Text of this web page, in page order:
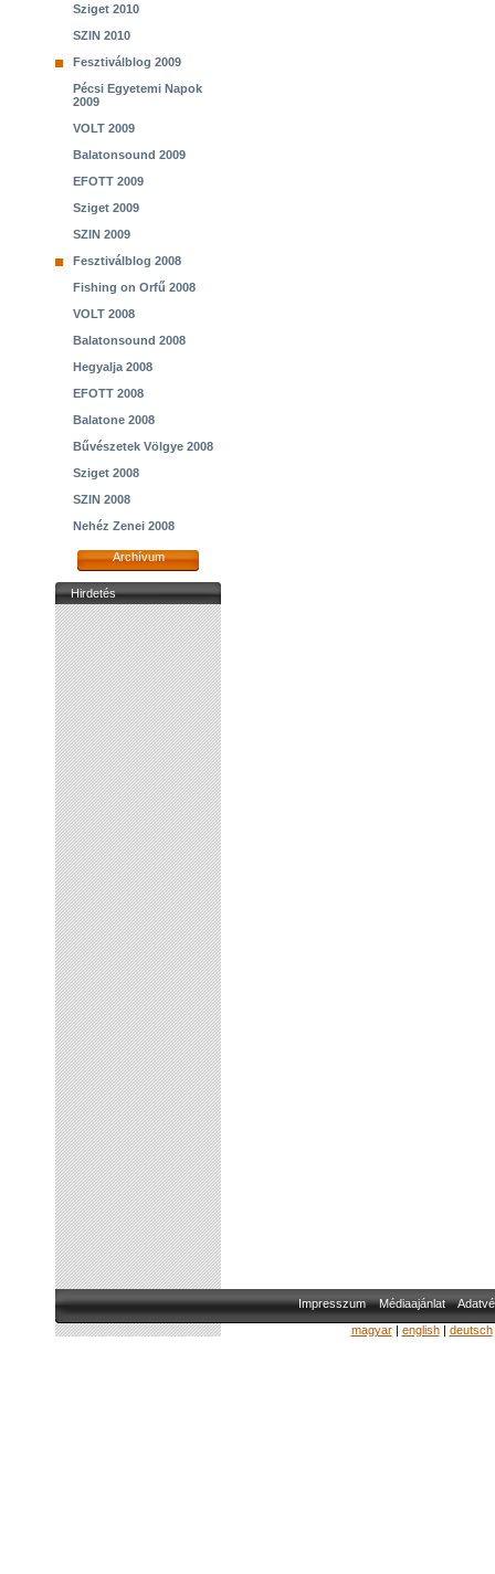
Sziget 2010
SZIN 2010
Fesztiválblog 2009
Pécsi Egyetemi Napok
2009
VOLT 2009
Balatonsound 2009
EFOTT 2009
Sziget 2009
SZIN 2009
Fesztiválblog 2008
Fishing on Orfű 2008
VOLT 2008
Balatonsound 2008
Hegyalja 2008
EFOTT 2008
Balatone 2008
Bűvészetek Völgye 2008
Sziget 2008
SZIN 2008
Nehéz Zenei 2008
Archívum
Hirdetés
Impresszum Médiaajánlat
magyar| english| deutsch